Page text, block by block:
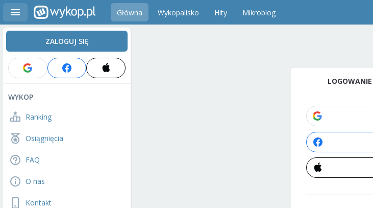
Główna Wykopalisko Hity Mikroblog
ZALOGUJ SIĘ
WYKOP
Ranking
Osiągnięcia
FAQ
O nas
Kontakt
LOGOWANIE